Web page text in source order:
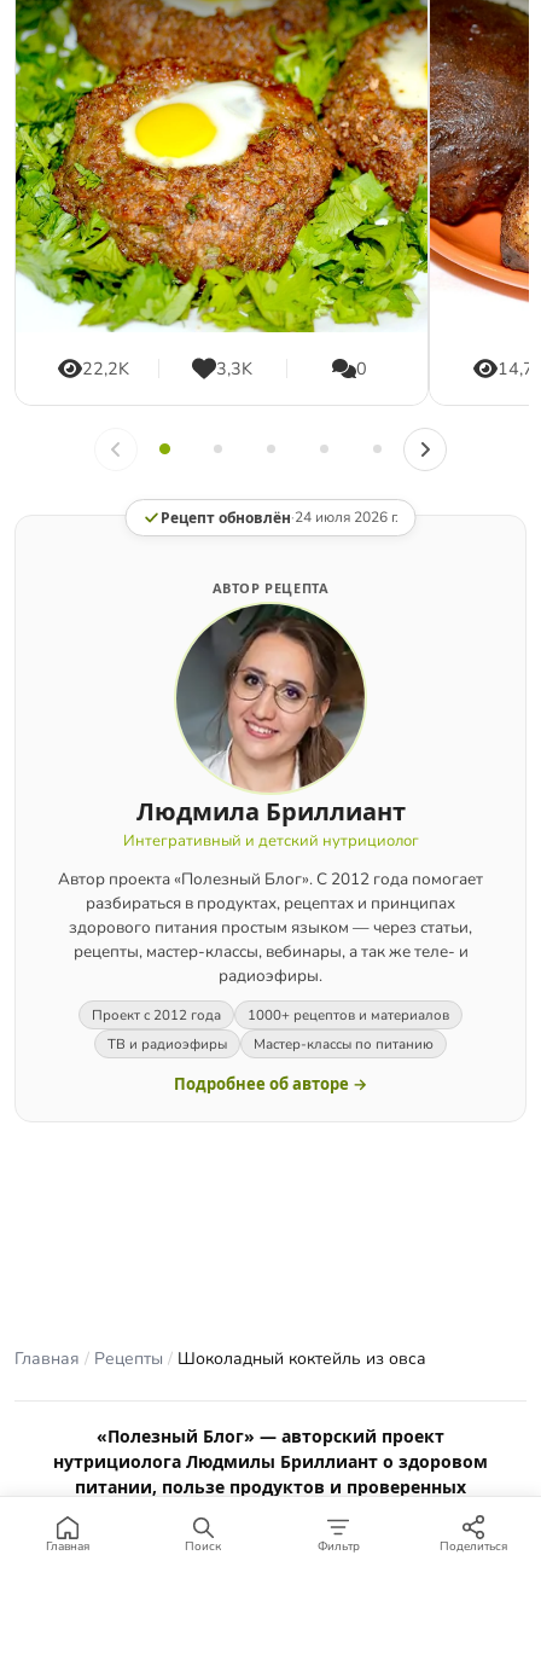
22,2K 3,3K 0
Рецепт обновлён·24 июля 2026 г.
АВТОР РЕЦЕПТА
Людмила Бриллиант
Интегративный и детский нутрициолог
Автор проекта «Полезный Блог». С 2012 года помогает
разбираться в продуктах, рецептах и принципах
здорового питания простым языком — через статьи,
рецепты, мастер-классы, вебинары, а так же теле- и
радиоэфиры.
Проект с 2012 года
1000+ рецептов и материалов
ТВ и радиоэфиры
Мастер-классы по питанию
Подробнее об авторе →
Главная / Рецепты / Шоколадный коктейль из овса
«Полезный Блог» — авторский проект
нутрициолога Людмилы Бриллиант о здоровом
питании, пользе продуктов и проверенных
Материалы сайта носят ознакомительный характер и не
Главная Поиск Фильтр Поделиться